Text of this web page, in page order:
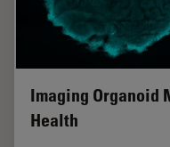
Imaging Organoid
Health